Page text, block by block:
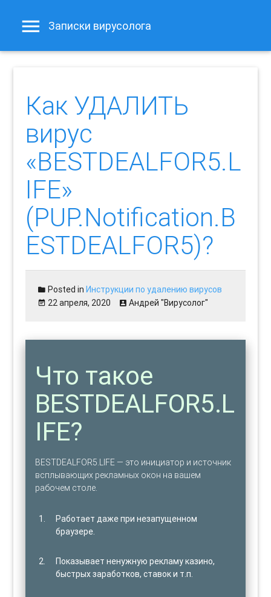
Записки вирусолога
Как УДАЛИТЬ
вирус
«BESTDEALFOR5.L
IFE»
(PUP.Notification.B
ESTDEALFOR5)?
Posted inИнструкции по удалению вирусов
22 апреля, 2020
Андрей "Вирусолог"
Что такое
BESTDEALFOR5.L
IFE?
BESTDEALFOR5.LIFE — это инициатор и источник
всплывающих рекламных окон на вашем
рабочем столе.
Работает даже при незапущенном
браузере.
Показывает ненужную рекламу казино,
быстрых заработков, ставок и т.п.